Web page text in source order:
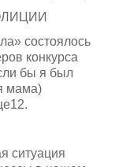
состоялось
конкурса
бы я был
мама)
ситуация